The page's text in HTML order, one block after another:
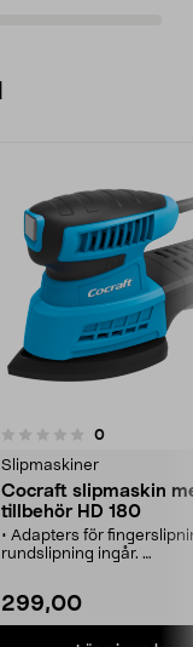
0recensioner
Slipmaskiner
Cocraft slipmaskin
tillbehör HD 180
• Adapters för
rundslipning ingår.
garanti.
• Slipa på runda former, i
299,00
0.0 av 5 stjärnor